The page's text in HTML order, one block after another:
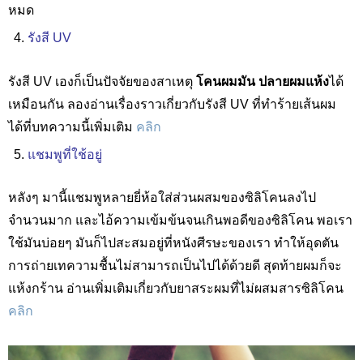
หมด
รังสี UV
รังสี UV เองก็เป็นปัจจัยของสาเหตุ โคนผมมัน ปลายผมแห้งได้
เหมือนกัน ลองอ่านเรื่องราวเกี่ยวกับรังสี UV ที่ทำร้ายเส้นผม
ได้ที่บทความนี้เพิ่มเติม คลิก
แชมพูที่ใช้อยู่
หลังๆ มานี้แชมพูหลายยี่ห้อใส่ส่วนผสมของซิลิโคนลงไป
จำนวนมาก และไอ้ความเข้มข้นจนเกินพอดีของซิลิโคน พอเรา
ใช้มันบ่อยๆ มันก็ไปสะสมอยู่ที่หนังศีรษะของเรา ทำให้อุดตัน
การถ่ายเทความชื้นไม่สามารถเป็นไปได้ด้วยดี สุดท้ายผมก็จะ
แห้งกร้าน อ่านเพิ่มเติมเกี่ยวกับยาสระผมที่ไม่ผสมสารซิลิโคน
คลิก